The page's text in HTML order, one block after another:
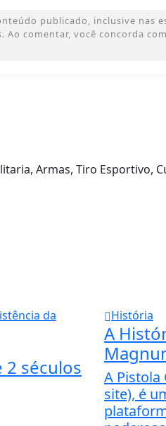
publicado, inclusive nas
comentar, você concorda
Armas, Tiro Esportivo,
2 séculos
História
A
A Pistola
site), é